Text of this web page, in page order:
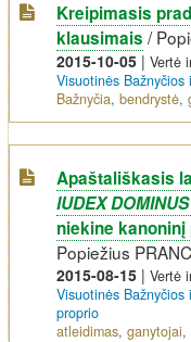
Kreipimasis
klausimais /
2015-10-05 |Vertė
Visuotinės Bažnyčios
Bažnyčia,bendrystė,
Apaštališkasis
IUDEX
niekine
Popiežius
2015-08-15 |Vertė
Visuotinės Bažnyčios
proprio
atleidimas,ganytojai,